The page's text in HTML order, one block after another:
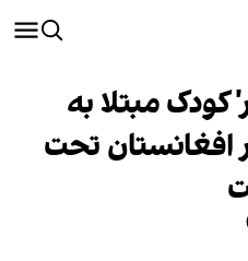
'۲۳۴ هزار' کودک مبتلا به
افغانستان تحت